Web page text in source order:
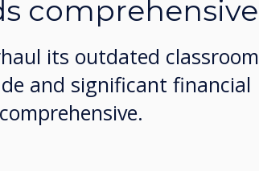
comprehensive
its outdated classroom
and significant financial